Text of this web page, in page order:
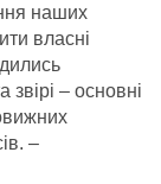
наших
власні
звірі – основні
–